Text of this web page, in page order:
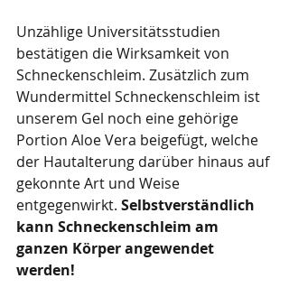
Unzählige Universitätsstudien
bestätigen die Wirksamkeit von
Schneckenschleim. Zusätzlich zum
Wundermittel Schneckenschleim ist
unserem Gel noch eine gehörige
Portion Aloe Vera beigefügt, welche
der Hautalterung darüber hinaus auf
gekonnte Art und Weise
entgegenwirkt. Selbstverständlich
kann Schneckenschleim am
ganzen Körper angewendet
werden!